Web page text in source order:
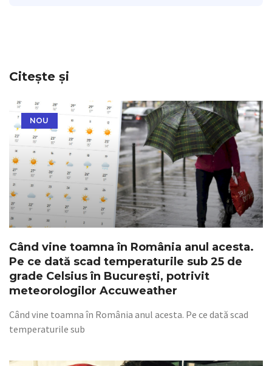
Citește și
NOU
Când vine toamna în România anul acesta.
Pe ce dată scad temperaturile sub 25 de
grade Celsius în București, potrivit
meteorologilor Accuweather
Când vine toamna în România anul acesta. Pe ce dată scad
temperaturile sub